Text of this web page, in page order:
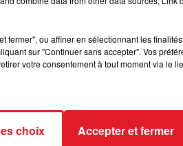
- 13h00
& VOUS
UN JEUNE PERD LA VIE,
fermer", ou affiner en sélectionnant les
sur "Continuer sans accepter". Vos
votre consentement à tout moment via le
choix Accepter et fermer